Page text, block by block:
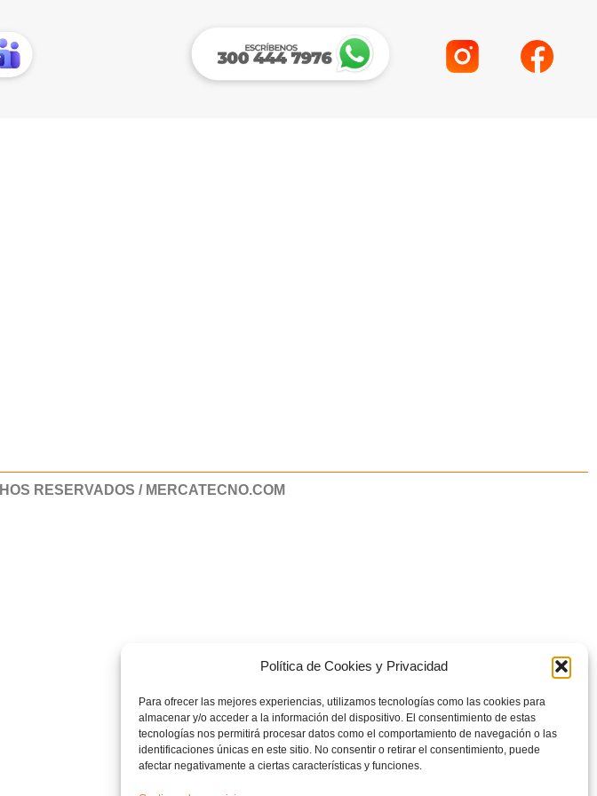
Política de Cookies y Privacidad
Para ofrecer las mejores experiencias, utilizamos tecnologías como las cookies para
almacenar y/o acceder a la información del dispositivo. El consentimiento de estas
tecnologías nos permitirá procesar datos como el comportamiento de navegación o las
identificaciones únicas en este sitio. No consentir o retirar el consentimiento, puede
afectar negativamente a ciertas características y funciones.
RESERVADOS / MERCATECNO.COM